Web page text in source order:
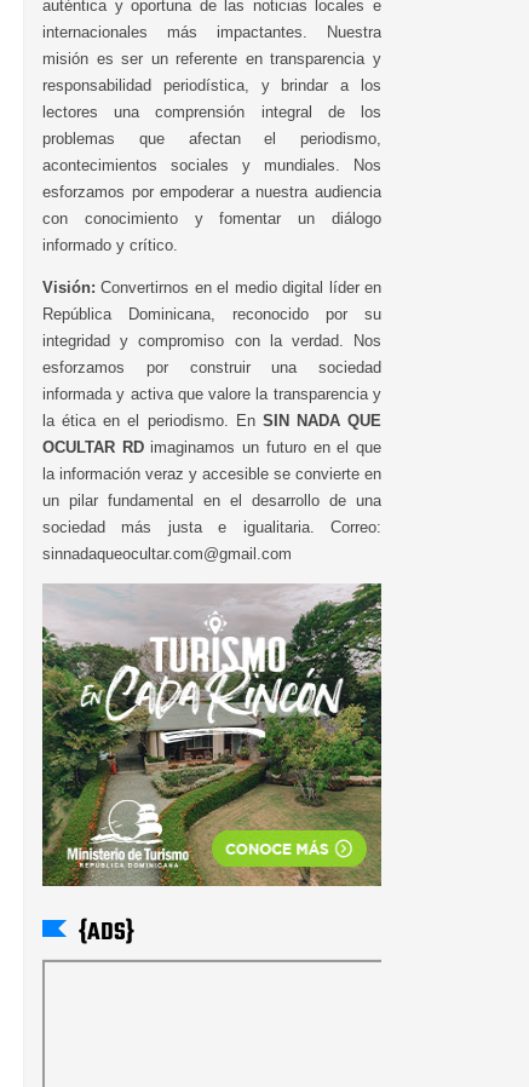
auténtica y oportuna de las noticias locales e
internacionales más impactantes. Nuestra
misión es ser un referente en transparencia y
responsabilidad periodística, y brindar a los
lectores una comprensión integral de los
problemas que afectan el periodismo,
acontecimientos sociales y mundiales. Nos
esforzamos por empoderar a nuestra audiencia
con conocimiento y fomentar un diálogo
informado y crítico.
Visión: Convertirnos en el medio digital líder en
República Dominicana, reconocido por su
integridad y compromiso con la verdad. Nos
esforzamos por construir una sociedad
informada y activa que valore la transparencia y
la ética en el periodismo. En SIN NADA QUE
OCULTAR RDimaginamos un futuro en el que
la información veraz y accesible se convierte en
un pilar fundamental en el desarrollo de una
sociedad más justa e igualitaria. Correo:
sinnadaqueocultar.com@gmail.com
{ADS}